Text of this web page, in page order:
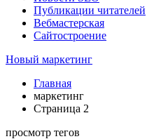
Публикации читателей
Вебмастерская
Сайтостроение
Новый маркетинг
Главная
маркетинг
Страница 2
просмотр тегов